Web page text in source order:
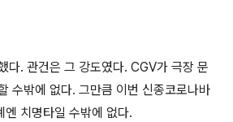
다. 관건은 그 강도였다. CGV가 극장 문
수밖에 없다. 그만큼 이번 신종코로나바
엔 치명타일 수밖에 없다.